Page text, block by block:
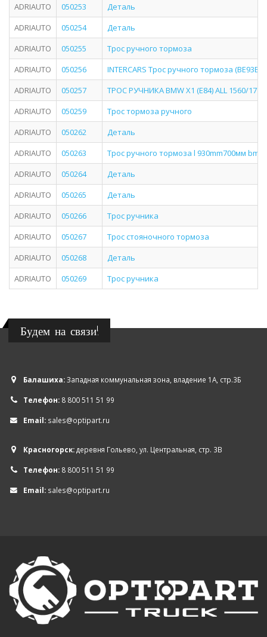
ADRIAUTO
050253
Деталь
ADRIAUTO
050254
Деталь
ADRIAUTO
050255
Трос ручного тормоза
ADRIAUTO
050256
INTERCARS Трос ручного тормоза (BE93BB)
ADRIAUTO
050257
ТРОС РУЧНИКА BMW X1 (E84) ALL 1560/1770
ADRIAUTO
050259
Трос тормоза ручного
ADRIAUTO
050262
Деталь
ADRIAUTO
050263
Трос ручного тормоза l 930mm700мм
ADRIAUTO
050264
Деталь
ADRIAUTO
050265
Деталь
ADRIAUTO
050266
Трос ручника
ADRIAUTO
050267
Трос стояночного тормоза
ADRIAUTO
050268
Деталь
ADRIAUTO
050269 Трос ручника
Будем на связи!
Балашиха:Западная коммунальная зона, владение 1А, стр.3Б
Телефон: 8 800 511 51 99
Email: sales@optipart.ru
Красногорск:деревня Гольево, ул. Центральная, стр. 3В
Телефон: 8 800 511 51 99
Email: sales@optipart.ru